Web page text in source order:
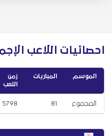
احصائيات اللاعب
الموسم المباريات
زمن
اللعب
المجموع 81
5798